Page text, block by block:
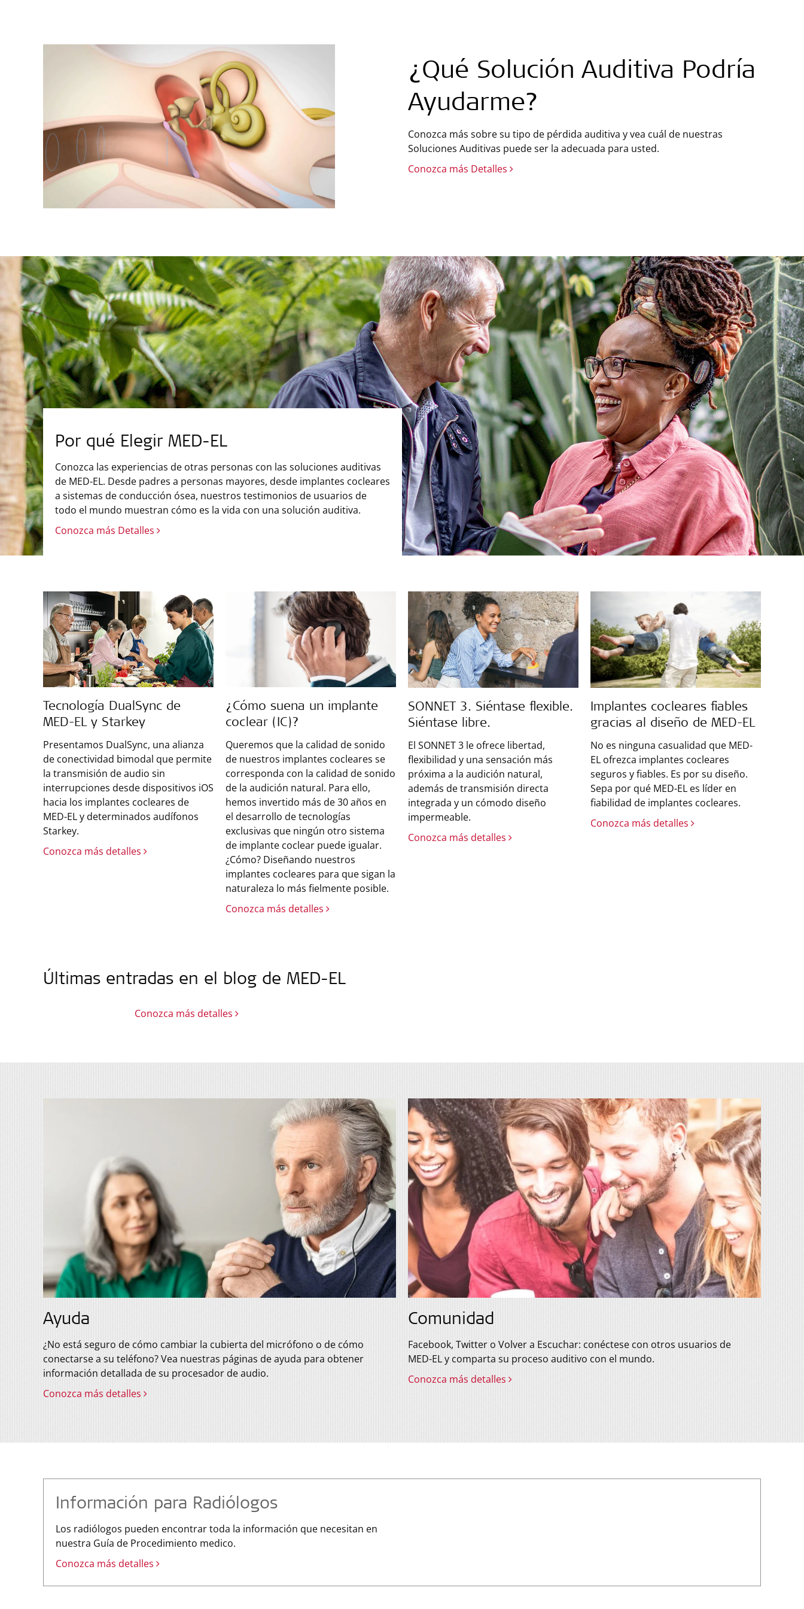
¿Qué Solución Auditiva Podría
Ayudarme?
Conozca más sobre su tipo de pérdida auditiva y vea cuál de nuestras
Soluciones Auditivas puede ser la adecuada para usted.
Conozca más Detalles
Por qué Elegir MED-EL
Conozca las experiencias de otras personas con las soluciones auditivas
de MED-EL. Desde padres a personas mayores, desde implantes cocleares
a sistemas de conducción ósea, nuestros testimonios de usuarios de
todo el mundo muestran cómo es la vida con una solución auditiva.
Conozca más Detalles
Tecnología DualSync de
MED-EL y Starkey
Presentamos DualSync, una alianza
de conectividad bimodal que permite
la transmisión de audio sin
interrupciones desde dispositivos iOS
hacia los implantes cocleares de
MED-EL y determinados audífonos
Starkey.
Conozca más detalles
¿Cómo suena un implante
coclear (IC)?
Queremos que la calidad de sonido
de nuestros implantes cocleares se
corresponda con la calidad de sonido
de la audición natural. Para ello,
hemos invertido más de 30 años en
el desarrollo de tecnologías
exclusivas que ningún otro sistema
de implante coclear puede igualar.
¿Cómo? Diseñando nuestros
implantes cocleares para que sigan la
naturaleza lo más fielmente posible.
Conozca más detalles
SONNET 3. Siéntase flexible.
Siéntase libre.
El SONNET 3 le ofrece libertad,
flexibilidad y una sensación más
próxima a la audición natural,
además de transmisión directa
integrada y un cómodo diseño
impermeable.
Conozca más detalles
Implantes cocleares fiables
gracias al diseño de MED-EL
No es ninguna casualidad que MED-
EL ofrezca implantes cocleares
seguros y fiables. Es por su diseño.
Sepa por qué MED-EL es líder en
fiabilidad de implantes cocleares.
Conozca más detalles
Últimas entradas en el blog de MED-EL
Conozca más detalles
Ayuda
¿No está seguro de cómo cambiar la cubierta del micrófono o de cómo
conectarse a su teléfono? Vea nuestras páginas de ayuda para obtener
información detallada de su procesador de audio.
Conozca más detalles
Comunidad
Facebook, Twitter o Volver a Escuchar: conéctese con otros usuarios de
MED-ELy comparta su proceso auditivo con el mundo.
Conozca más detalles
Información para Radiólogos
Los radiólogos pueden encontrar toda la información que necesitan en
nuestra Guía de Procedimiento medico.
Conozca más detalles